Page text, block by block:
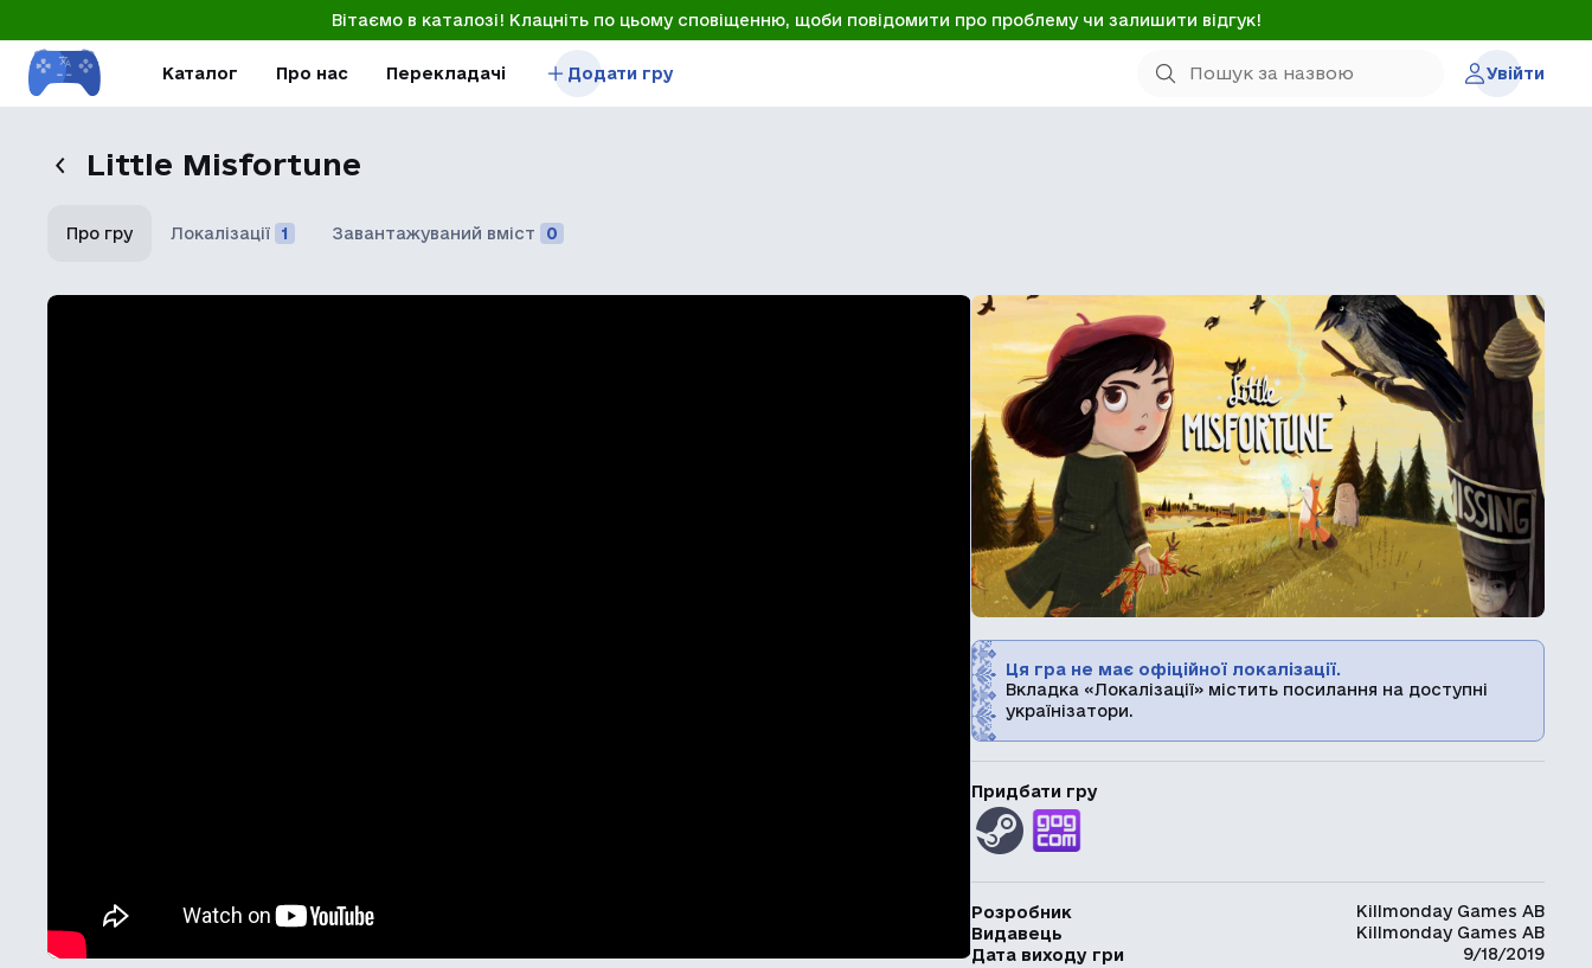
Вітаємо в каталозі! Клацніть по цьому сповіщенню, щоби повідомити про проблему чи залишити відгук!
Каталог Про нас Перекладачі Додати гру Увійти
Little Misfortune
Про гру Локалізації 1 Завантажуваний вміст 0
Ця гра не має офіційної локалізації.
Вкладка «Локалізації» містить посилання на доступні
українізатори.
Придбати гру
Розробник
Killmonday Games AB
Видавець
Killmonday Games AB
Дата виходу гри
9/18/2019